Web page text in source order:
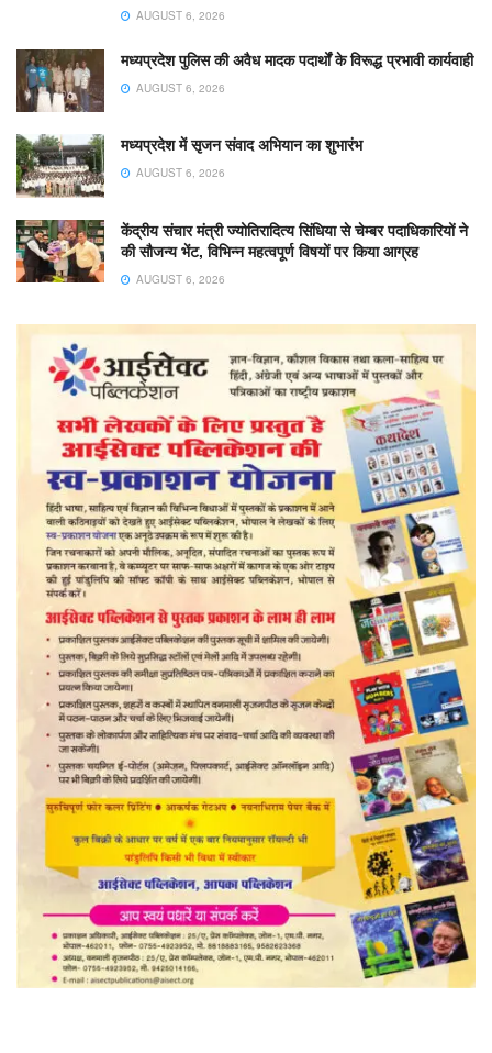
AUGUST 6, 2026
मध्यप्रदेश पुलिस की अवैध मादक पदार्थों के विरूद्ध प्रभावी कार्यवाही
AUGUST 6, 2026
मध्यप्रदेश में सृजन संवाद अभियान का शुभारंभ
AUGUST 6, 2026
केंद्रीय संचार मंत्री ज्योतिरादित्य सिंधिया से चेम्बर पदाधिकारियों ने
की सौजन्य भेंट, विभिन्न महत्वपूर्ण विषयों पर किया आग्रह
AUGUST 6, 2026